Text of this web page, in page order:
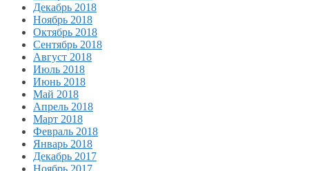
Декабрь 2018
Ноябрь 2018
Октябрь 2018
Сентябрь 2018
Август 2018
Июль 2018
Июнь 2018
Май 2018
Апрель 2018
Март 2018
Февраль 2018
Январь 2018
Декабрь 2017
Ноябрь 2017